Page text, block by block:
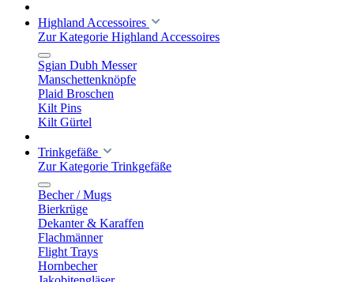
Highland Accessoires
Zur Kategorie Highland Accessoires
Sgian Dubh Messer
Manschettenknöpfe
Plaid Broschen
Kilt Pins
Kilt Gürtel
Trinkgefäße
Zur Kategorie Trinkgefäße
Becher / Mugs
Bierkrüge
Dekanter & Karaffen
Flachmänner
Flight Trays
Hornbecher